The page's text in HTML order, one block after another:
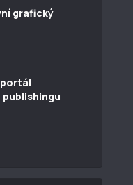
grafický
portál